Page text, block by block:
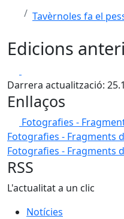
Tavèrnoles fa el
Edicions
Darrera actualització:
Enllaços
Fotografies -
Fotografies - Fragments
Fotografies - Fragments
RSS
L'actualitat a un clic
Notícies